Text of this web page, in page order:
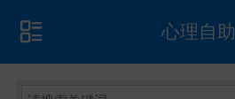
心理自助